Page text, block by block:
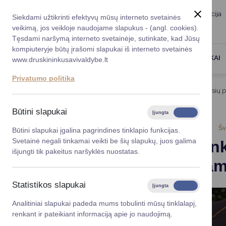
Siekdami užtikrinti efektyvų mūsų interneto svetainės
veikimą, jos veikloje naudojame slapukus - (angl. cookies).
Tęsdami naršymą interneto svetainėje, sutinkate, kad Jūsų
kompiuteryje būtų įrašomi slapukai iš interneto svetainės
www.druskininkusavivaldybe.lt
Privatumo politika
Būtini slapukai Įjungta
Būtini slapukai įgalina pagrindines tinklapio funkcijas.
Svetainė negali tinkamai veikti be šių slapukų, juos galima
išjungti tik pakeitus naršyklės nuostatas.
Statistikos slapukai Įjungta
Analitiniai slapukai padeda mums tobulinti mūsų tinklalapį,
renkant ir pateikiant informaciją apie jo naudojimą.
Taryba Meras
Registruokitės
Vicemerai
Mero patarėja
Administracija
Savivaldybės
Planavimo
Korupcijos
Viešieji
Lygios
Savivaldybės
Finansų
Karjera DUK
DRUSKININKAI
Druskininkams reikalingiausių
2026-05-06